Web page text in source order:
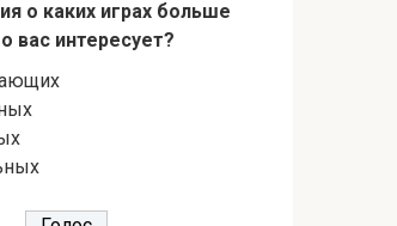
о каких играх больше
вас интересует?